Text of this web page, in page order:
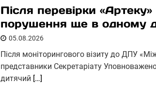
Після перевірки
порушення ще в одному
05.08.2026
Після моніторингового візиту до ДПУ
представники Секретаріату
дитячий […]